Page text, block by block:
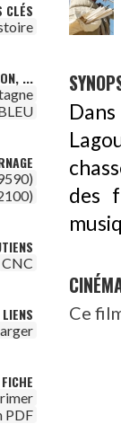
CLÉS
...
CNC
LIENS
PDF
des
Ce